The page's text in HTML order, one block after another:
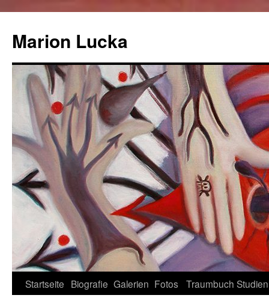
Marion Lucka
Zum
Startseite Biografie Galerien Fotos Traumbuch Studien